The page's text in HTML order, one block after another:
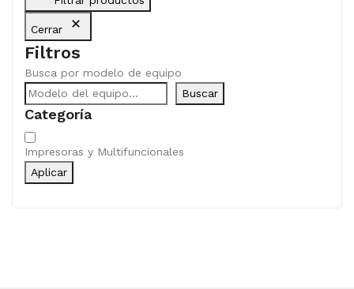
Cerrar
Filtros
Busca por modelo de equipo
Buscar
Categoría
Categoría
Impresoras y Multifuncionales
Aplicar